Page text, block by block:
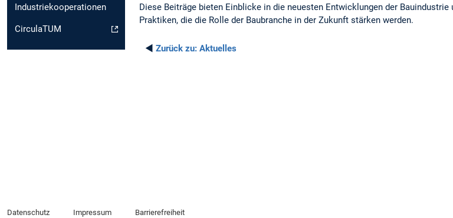
Industriekooperationen
CirculaTUM
Diese Beiträge bieten Einblicke in die neuesten Entwicklungen der
Praktiken, die die Rolle der Baubranche in der Zukunft stärken werden.
◄ Zurück zu: Aktuelles
Datenschutz Impressum Barrierefreiheit